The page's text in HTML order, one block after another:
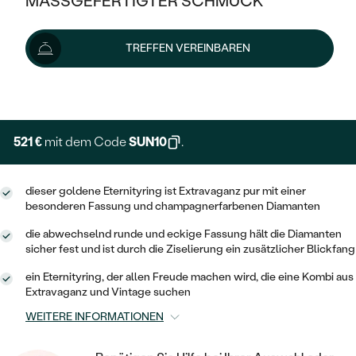
KLASSISCH
MEMOIRE
VINTAGE
AUSSERGEWÖHNLICHE
GEHÄMMERTE
VON HAND GRAVIERTE
MIT MEHREREN DIAMANTEN
HALO
VINTAGE
AUSSERGEWÖHNLICH
WÄHLE EINEN RING
AUSVERKAUF
WENN SCHMUCK HILFT
NACH TYP
RINGE
ANHÄNGER / KETTEN
ARMBÄNDER
PLATIN
OHRSTECKER
MINIMALISTISCHE
OHRHÄNGER
SOLITÄR
GOLD
SILBER
SOLITÄR
ZUR GEBURT EINES KINDES
AUSVERKAUF
GOLD
PLATIN
NACH STYL
MEMOIRE
MINIMALISTISCHE
TREFFEN VEREINBAREN
579 €
Lieferoptionen
521 € mit dem CodeSUN10 .
dieser goldene Eternityring ist Extravaganz pur mit einer
besonderen Fassung und champagnerfarbenen Diamanten
die abwechselnd runde und eckige Fassung hält die Diamanten
sicher fest und ist durch die Ziselierung ein zusätzlicher Blickfang
ein Eternityring, der allen Freude machen wird, die eine Kombi aus
Extravaganz und Vintage suchen
WEITERE INFORMATIONEN